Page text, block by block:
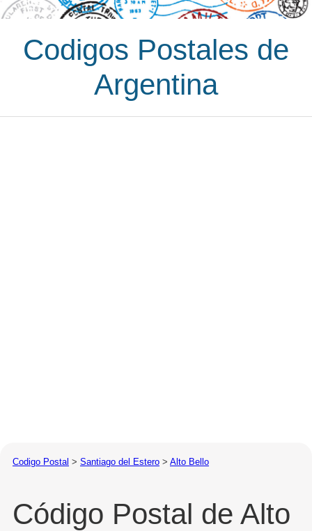
Codigos Postales de
Argentina
Codigo Postal > Santiago del Estero > Alto Bello
Código Postal de Alto